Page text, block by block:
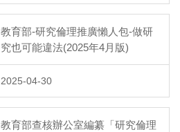
教育部-研究倫理推廣懶人包-做研
究也可能違法(2025年4月版)
2025-04-30
教育部查核辦公室編纂「研究倫理